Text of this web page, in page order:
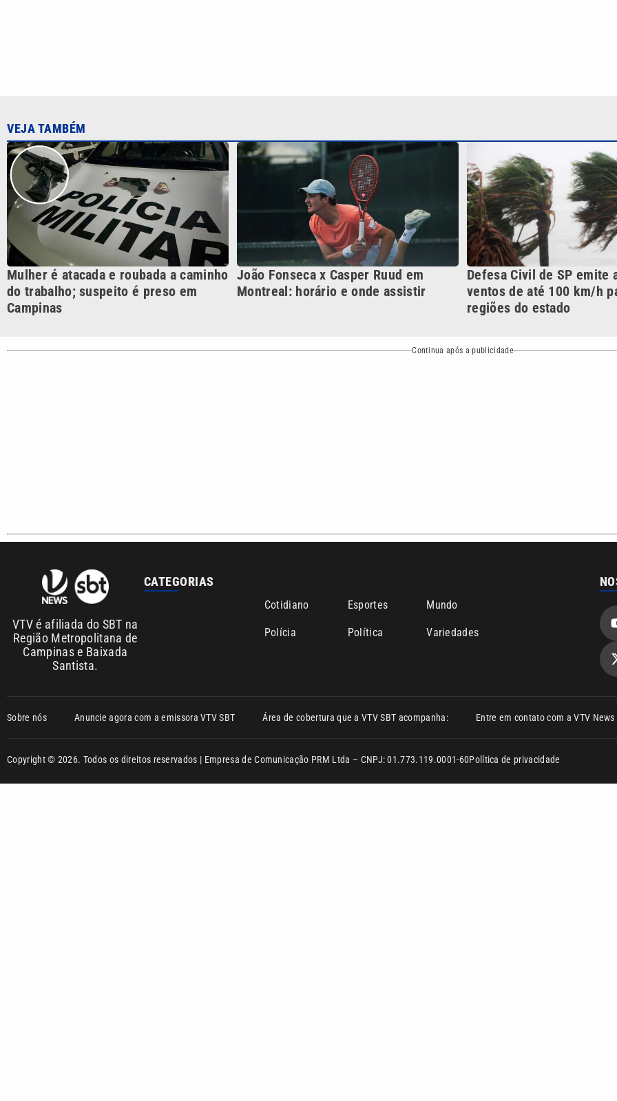
do trabalho; suspeito é preso em
Campinas
Continua após a publicidade
VTV é afiliada do SBT na
Região Metropolitana de
Campinas e Baixada
CATEGORIAS
Cotidiano Esportes
Polícia Política Variedades